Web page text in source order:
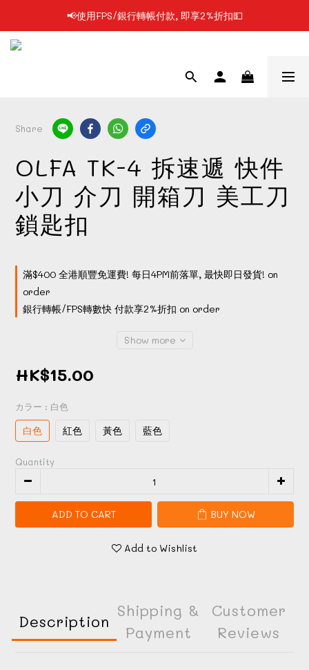
📢凡購物滿$199 順豐自提點免運費📦📦
📢使用FPS/銀行轉帳付款, 即享2%折扣💵
Share
OLFA TK-4 拆速遞 快件
小刀 介刀 開箱刀 美工刀
鎖匙扣
滿$400 全港順豐免運費! 每日4PM前落單, 最快即日發貨! on
order
銀行轉帳/FPS轉數快 付款享2%折扣 on order
Show more
HK$15.00
カラー : 白色
白色 紅色 黃色 藍色
Quantity
ADD TO CART BUY NOW
Add to Wishlist
Description
Shipping &
Payment
Customer
Reviews